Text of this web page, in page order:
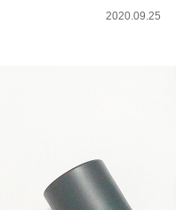
2020.09.25